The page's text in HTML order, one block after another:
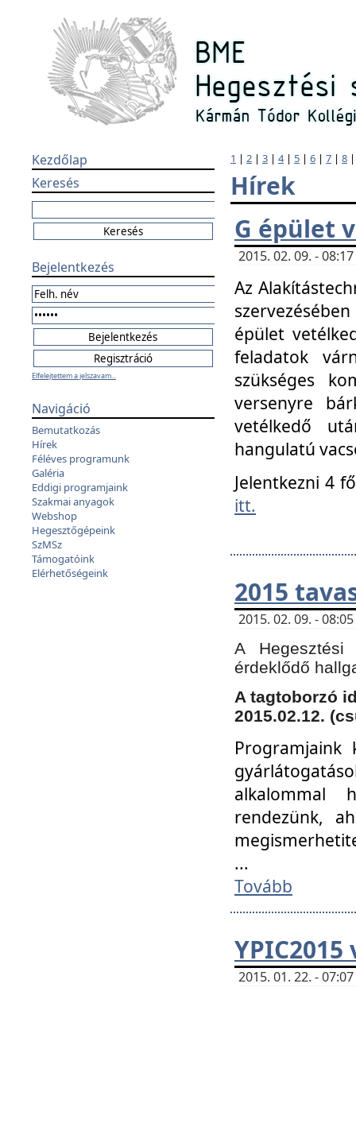
Kezdőlap
Keresés
Bejelentkezés
Elfelejtettem a jelszavam...
Navigáció
Bemutatkozás
Hírek
Féléves programunk
Galéria
Eddigi programjaink
Szakmai anyagok
Webshop
Hegesztőgépeink
SzMSz
Támogatóink
Elérhetőségeink
1 | 2 | 3 | 4| 5 | 6 | 7 | 8
Hírek
G épület
2015. 02. 09. -
Az
épület
feladatok
szükséges
versenyre
vetélkedő
hangulatú
Jelentkezni 4
itt.
2015
2015. 02. 09. -
A
érdeklődő
A tagtoborzó
2015.02.12.
Programjaink
alkalommal
rendezünk,
...
Tovább
YPIC2015
2015. 01. 22. -